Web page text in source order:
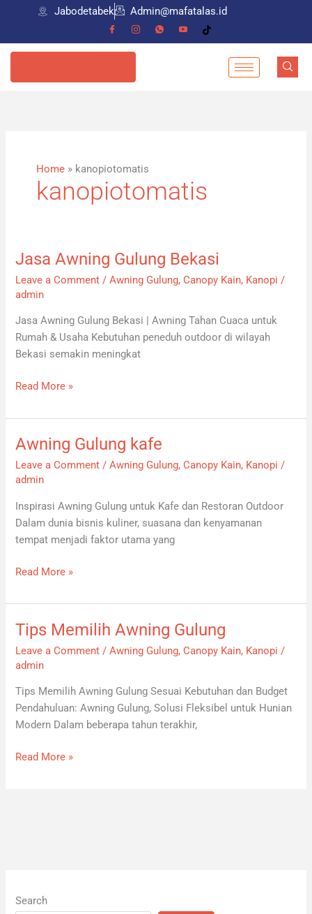
content
Jabodetabek Admin@mafatalas.id
Home» kanopiotomatis
kanopiotomatis
Jasa Awning Gulung Bekasi
Leave a Comment /Awning Gulung,Canopy Kain, Kanopi /
admin
Jasa Awning Gulung Bekasi | Awning Tahan Cuaca untuk
Rumah & Usaha Kebutuhan peneduh outdoor di wilayah
Bekasi semakin meningkat
Jasa
Awning
Gulung
Read More »
Awning Gulung kafe
Leave a Comment /Awning Gulung,Canopy Kain, Kanopi /
admin
Inspirasi Awning Gulung untuk Kafe dan Restoran Outdoor
Dalam dunia bisnis kuliner, suasana dan kenyamanan
tempat menjadi faktor utama yang
Awning
Gulung
kafe
Read More »
Tips Memilih Awning Gulung
Leave a Comment /Awning Gulung,Canopy Kain, Kanopi /
admin
Tips Memilih Awning Gulung Sesuai Kebutuhan dan Budget
Pendahuluan: Awning Gulung, Solusi Fleksibel untuk Hunian
Modern Dalam beberapa tahun terakhir,
Tips
Memilih
Awning
Read More »
Search